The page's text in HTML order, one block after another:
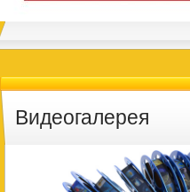
Видеогалерея